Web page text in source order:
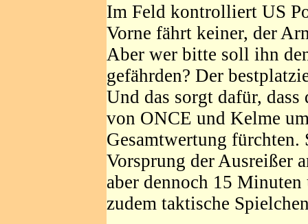
Im Feld kontrolliert US
Vorne fährt keiner, der
Aber wer bitte soll ihn
gefährden? Der
Und das sorgt dafür,
von ONCE und Kelme
Gesamtwertung
Vorsprung der Ausreißer
aber dennoch 15
zudem taktische